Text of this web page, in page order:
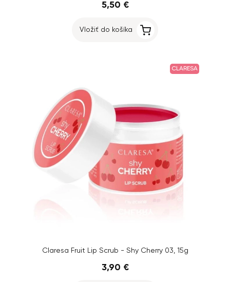
5,50 €
Vložiť do košíka
CLARESA
Claresa Fruit Lip Scrub - Shy Cherry 03, 15g
3,90 €